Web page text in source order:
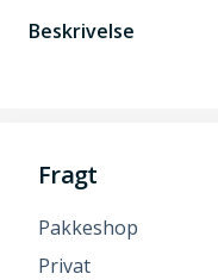
Beskrivelse
Fragt
Pakkeshop
Privat